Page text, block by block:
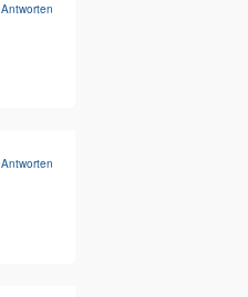
Antworten
Antworten